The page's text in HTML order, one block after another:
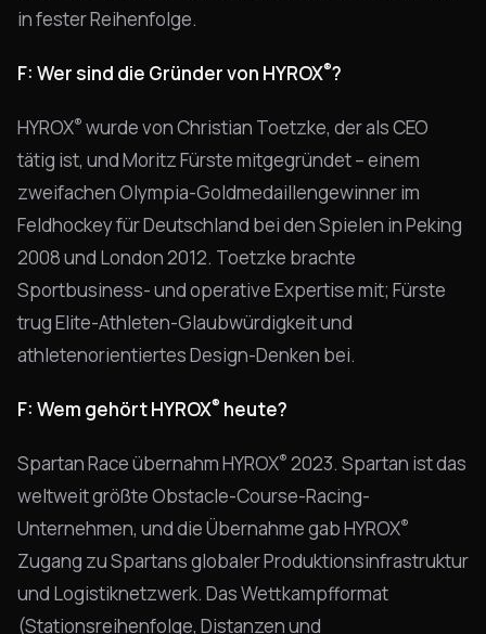
in fester Reihenfolge.
F: Wer sind die Gründer von HYROX®?
HYROX® wurde von Christian Toetzke, der als CEO
tätig ist, und Moritz Fürste mitgegründet – einem
zweifachen Olympia-Goldmedaillengewinner im
Feldhockey für Deutschland bei den Spielen in Peking
2008 und London 2012. Toetzke brachte
Sportbusiness- und operative Expertise mit; Fürste
trug Elite-Athleten-Glaubwürdigkeit und
athletenorientiertes Design-Denken bei.
F: Wem gehört HYROX® heute?
Spartan Race übernahm HYROX® 2023. Spartan ist das
weltweit größte Obstacle-Course-Racing-
Unternehmen, und die Übernahme gab HYROX®
Zugang zu Spartans globaler Produktionsinfrastruktur
und Logistiknetzwerk. Das Wettkampfformat
(Stationsreihenfolge, Distanzen und